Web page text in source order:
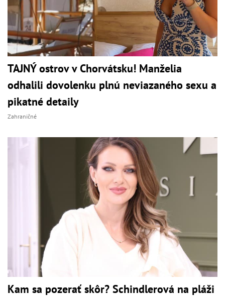
TAJNÝ ostrov v Chorvátsku! Manželia
odhalili dovolenku plnú neviazaného sexu a
pikatné detaily
Zahraničné
Kam sa pozerať skôr? Schindlerová na pláži